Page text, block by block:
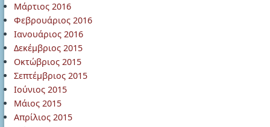
Μάρτιος 2016
Φεβρουάριος 2016
Ιανουάριος 2016
Δεκέμβριος 2015
Οκτώβριος 2015
Σεπτέμβριος 2015
Ιούνιος 2015
Μάιος 2015
Απρίλιος 2015